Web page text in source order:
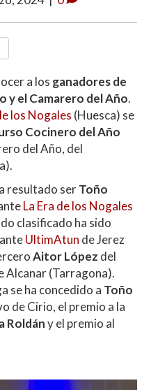
a los ganadores de
y el Camarero del Año.
los Nogales (Huesca) se
Cocinero del Año
del Año, del
resultado serToño
La Era de los Nogales
clasificado ha sido
UltimAtun de Jerez
Aitor López del
Alcanar (Tarragona).
se ha concedido a Toño
de Cirio, el premio a la
Roldány el premio al